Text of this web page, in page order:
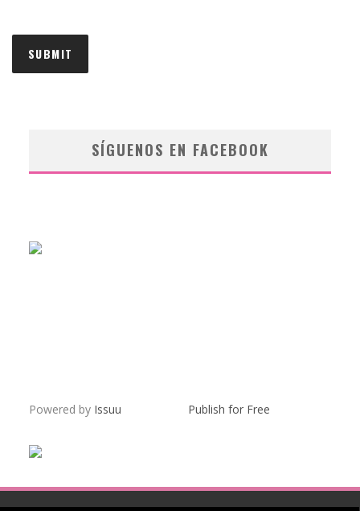
SÍGUENOS EN FACEBOOK
Powered by Issuu Publish for Free